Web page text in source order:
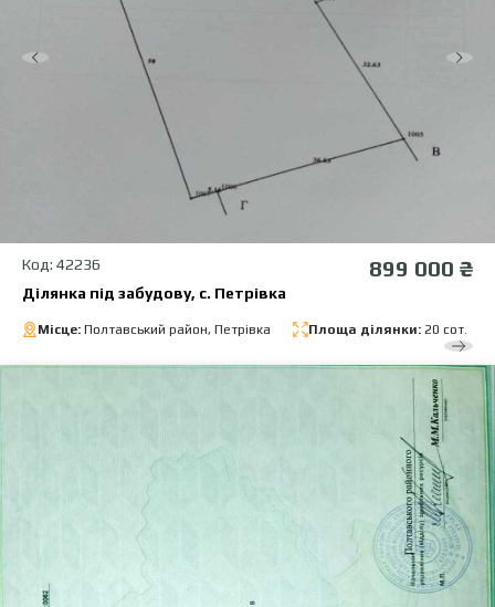
Код: 42236 899 000 ₴
Ділянка під забудову, с. Петрівка
Місце: Полтавський район, Петрівка Площа ділянки: 20 сот.